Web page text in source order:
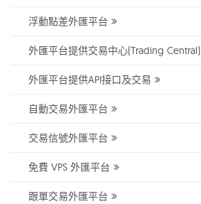
浮動點差外匯平台
外匯平台提供交易中心(Trading Central)
外匯平台提供API接口及交易
自動交易外匯平台
交易信號外匯平台
免費 VPS 外匯平台
跟單交易外匯平台